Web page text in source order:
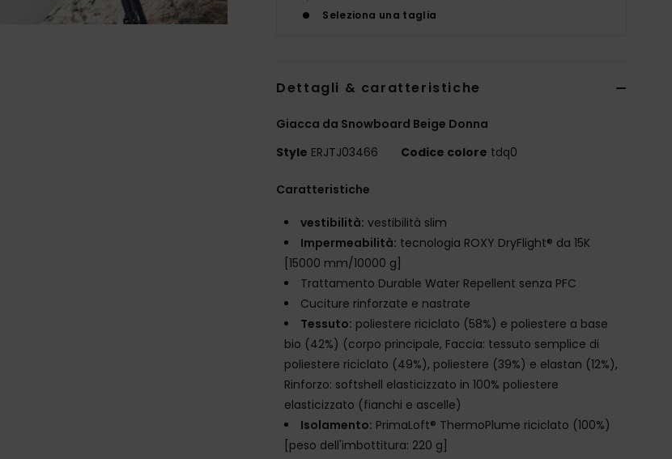
Seleziona una taglia
Dettagli & caratteristiche
Giacca da Snowboard Beige Donna
Style ERJTJ03466 Codice colore tdq0
Caratteristiche
vestibilità: vestibilità slim
Impermeabilità: tecnologia ROXY DryFlight® da 15K
[15000 mm/10000 g]
Trattamento Durable Water Repellent senza PFC
Cuciture rinforzate e nastrate
Tessuto: poliestere riciclato (58%) e poliestere a base
bio (42%) (corpo principale, Faccia: tessuto semplice di
poliestere riciclato (49%), poliestere (39%) e elastan (12%),
Rinforzo: softshell elasticizzato in 100% poliestere
elasticizzato (fianchi e ascelle)
Isolamento: PrimaLoft® ThermoPlume riciclato (100%)
[peso dell'imbottitura: 220 g]